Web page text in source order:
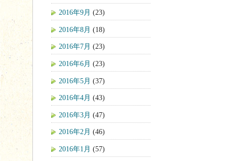
2016年9月 (23)
2016年8月 (18)
2016年7月 (23)
2016年6月 (23)
2016年5月 (37)
2016年4月 (43)
2016年3月 (47)
2016年2月 (46)
2016年1月 (57)